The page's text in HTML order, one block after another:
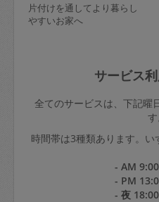
片付けを通してより暮らし
やすいお家へ
サービス
全てのサービスは、下記曜
す
時間帯は3種類あります。い
- AM
- PM
- 夜